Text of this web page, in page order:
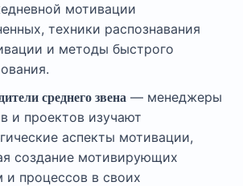
мотивации
техники распознавания
и методы быстрого
среднего звена — менеджеры
и проектов изучают
аспекты мотивации,
создание мотивирующих
и процессов в своих